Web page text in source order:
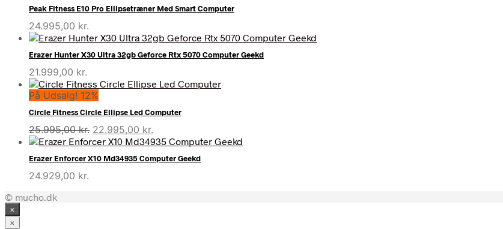
Peak Fitness E10 Pro Ellipsetræner Med Smart Computer
24.995,00 kr.
Erazer Hunter X30 Ultra 32gb Geforce Rtx 5070 Computer Geekd
21.999,00 kr.
På Udsalg! 12%
Circle Fitness Circle Ellipse Led Computer
25.995,00kr. Den
oprindelige
pris
var:
22.995,00 kr.
aktuelle
pris
er:
Erazer Enforcer X10 Md34935 Computer Geekd
24.929,00 kr.
© mucho.dk
×
×